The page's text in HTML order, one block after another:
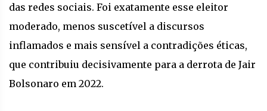
das redes sociais. Foi exatamente esse eleitor
moderado, menos suscetível a discursos
inflamados e mais sensível a contradições éticas,
que contribuiu decisivamente para a derrota de Jair
Bolsonaro em 2022.